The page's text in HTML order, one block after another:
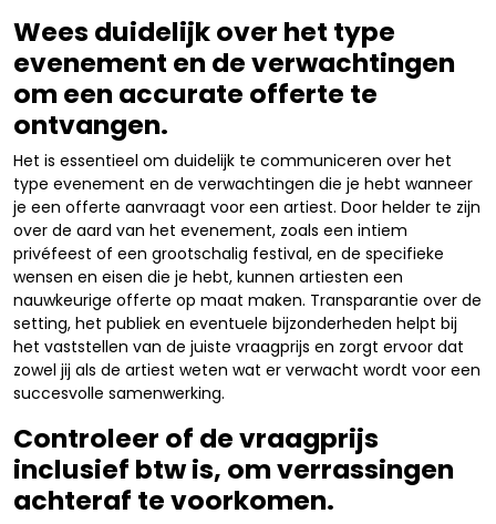
Wees duidelijk over het type
evenement en de verwachtingen
om een accurate offerte te
ontvangen.
Het is essentieel om duidelijk te communiceren over het
type evenement en de verwachtingen die je hebt wanneer
je een offerte aanvraagt voor een artiest. Door helder te zijn
over de aard van het evenement, zoals een intiem
privéfeest of een grootschalig festival, en de specifieke
wensen en eisen die je hebt, kunnen artiesten een
nauwkeurige offerte op maat maken. Transparantie over de
setting, het publiek en eventuele bijzonderheden helpt bij
het vaststellen van de juiste vraagprijs en zorgt ervoor dat
zowel jij als de artiest weten wat er verwacht wordt voor een
succesvolle samenwerking.
Controleer of de vraagprijs
inclusief btw is, om verrassingen
achteraf te voorkomen.